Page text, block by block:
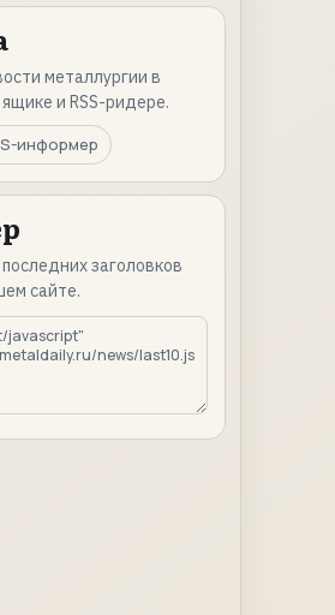
металлургии в
и RSS-ридере.
информер
заголовков
сайте.